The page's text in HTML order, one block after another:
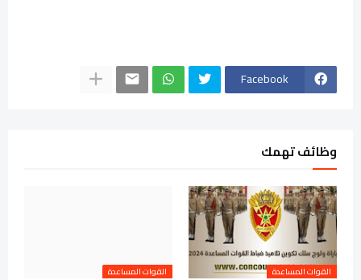
Facebook
وظائف تهمك
القوات المساعدة القوات المساعدة